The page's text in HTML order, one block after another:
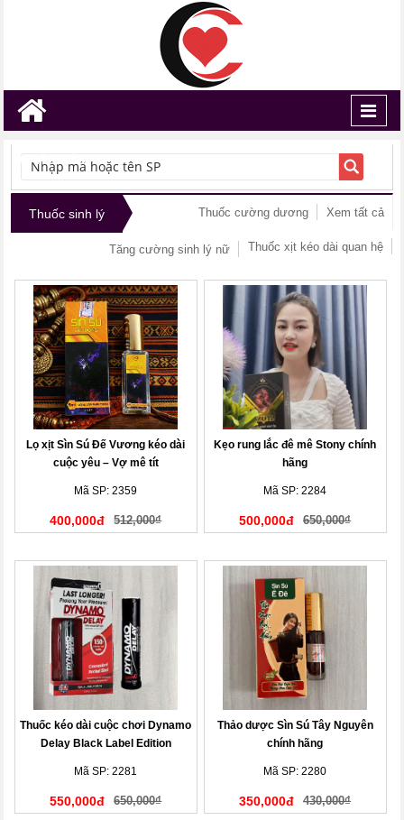
TÌM KIẾM
Thuốc sinh lý Xem tất cả
Thuốc cường dương
Thuốc xịt kéo dài quan hệ
Tăng cường sinh lý nữ
Lọ xịt Sìn Sú Đế Vương kéo dài
cuộc yêu – Vợ mê tít
Mã SP: 2359
400,000đ 512,000₫
Kẹo rung lắc đê mê Stony chính
hãng
Mã SP: 2284
500,000đ 650,000₫
Thuốc kéo dài cuộc chơi Dynamo
Delay Black Label Edition
Mã SP: 2281
550,000đ 650,000₫
Thảo dược Sìn Sú Tây Nguyên
chính hãng
Mã SP: 2280
350,000đ 430,000₫